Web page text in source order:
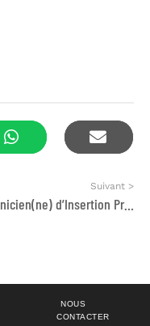
Suivant >
Technicien(ne) d’Insertion Professionnelle
NOUS
CONTACTER